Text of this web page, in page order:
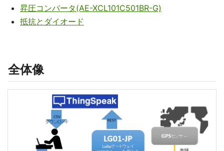
昇圧コンバータ(AE-XCL101C501BR-G)
抵抗とダイオード
全体像